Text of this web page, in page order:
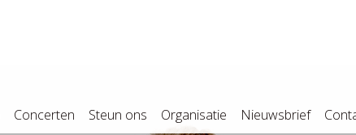
Concerten Steun ons Organisatie Nieuwsbrief